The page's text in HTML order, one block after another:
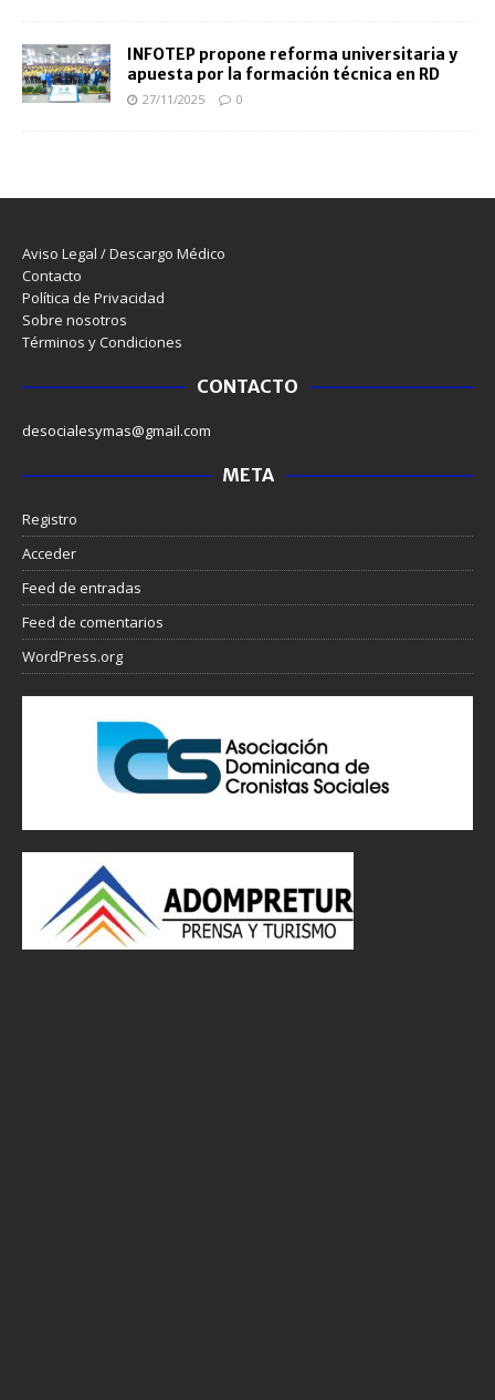
INFOTEP propone reforma universitaria y
apuesta por la formación técnica en RD
27/11/2025 0
Aviso Legal / Descargo Médico
Contacto
Política de Privacidad
Sobre nosotros
Términos y Condiciones
CONTACTO
desocialesymas@gmail.com
META
Registro
Acceder
Feed de entradas
Feed de comentarios
WordPress.org